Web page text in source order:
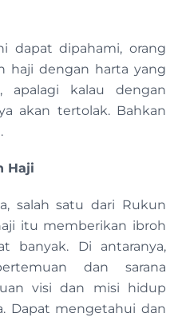
dapat dipahami, orang
haji dengan harta yang
apalagi kalau dengan
akan tertolak. Bahkan
Haji
salah satu dari Rukun
itu memberikan ibroh
banyak. Di antaranya,
dan sarana
visi dan misi hidup
Dapat mengetahui dan